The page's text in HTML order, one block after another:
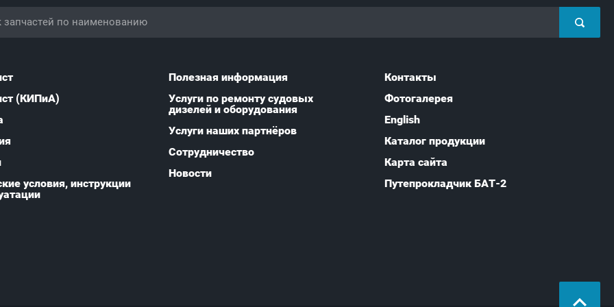
(КИПиА)
условия, инструкции
Полезная информация
Услуги по ремонту судовых
дизелей и оборудования
Услуги наших партнёров
Сотрудничество
Новости
Контакты
Фотогалерея
English
Каталог продукции
Карта сайта
Путепрокладчик БАТ-2